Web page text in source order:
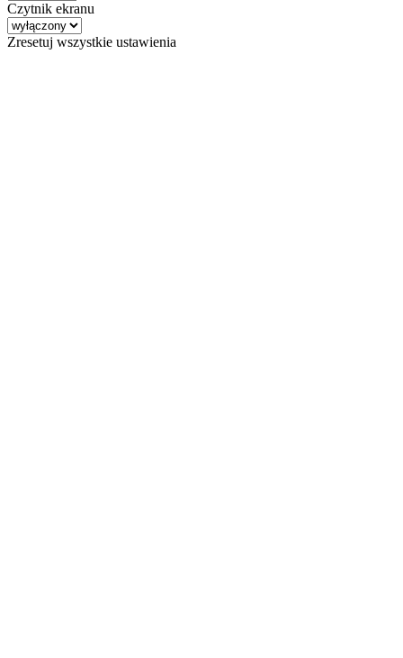
Czytnik ekranu
Zresetuj wszystkie ustawienia